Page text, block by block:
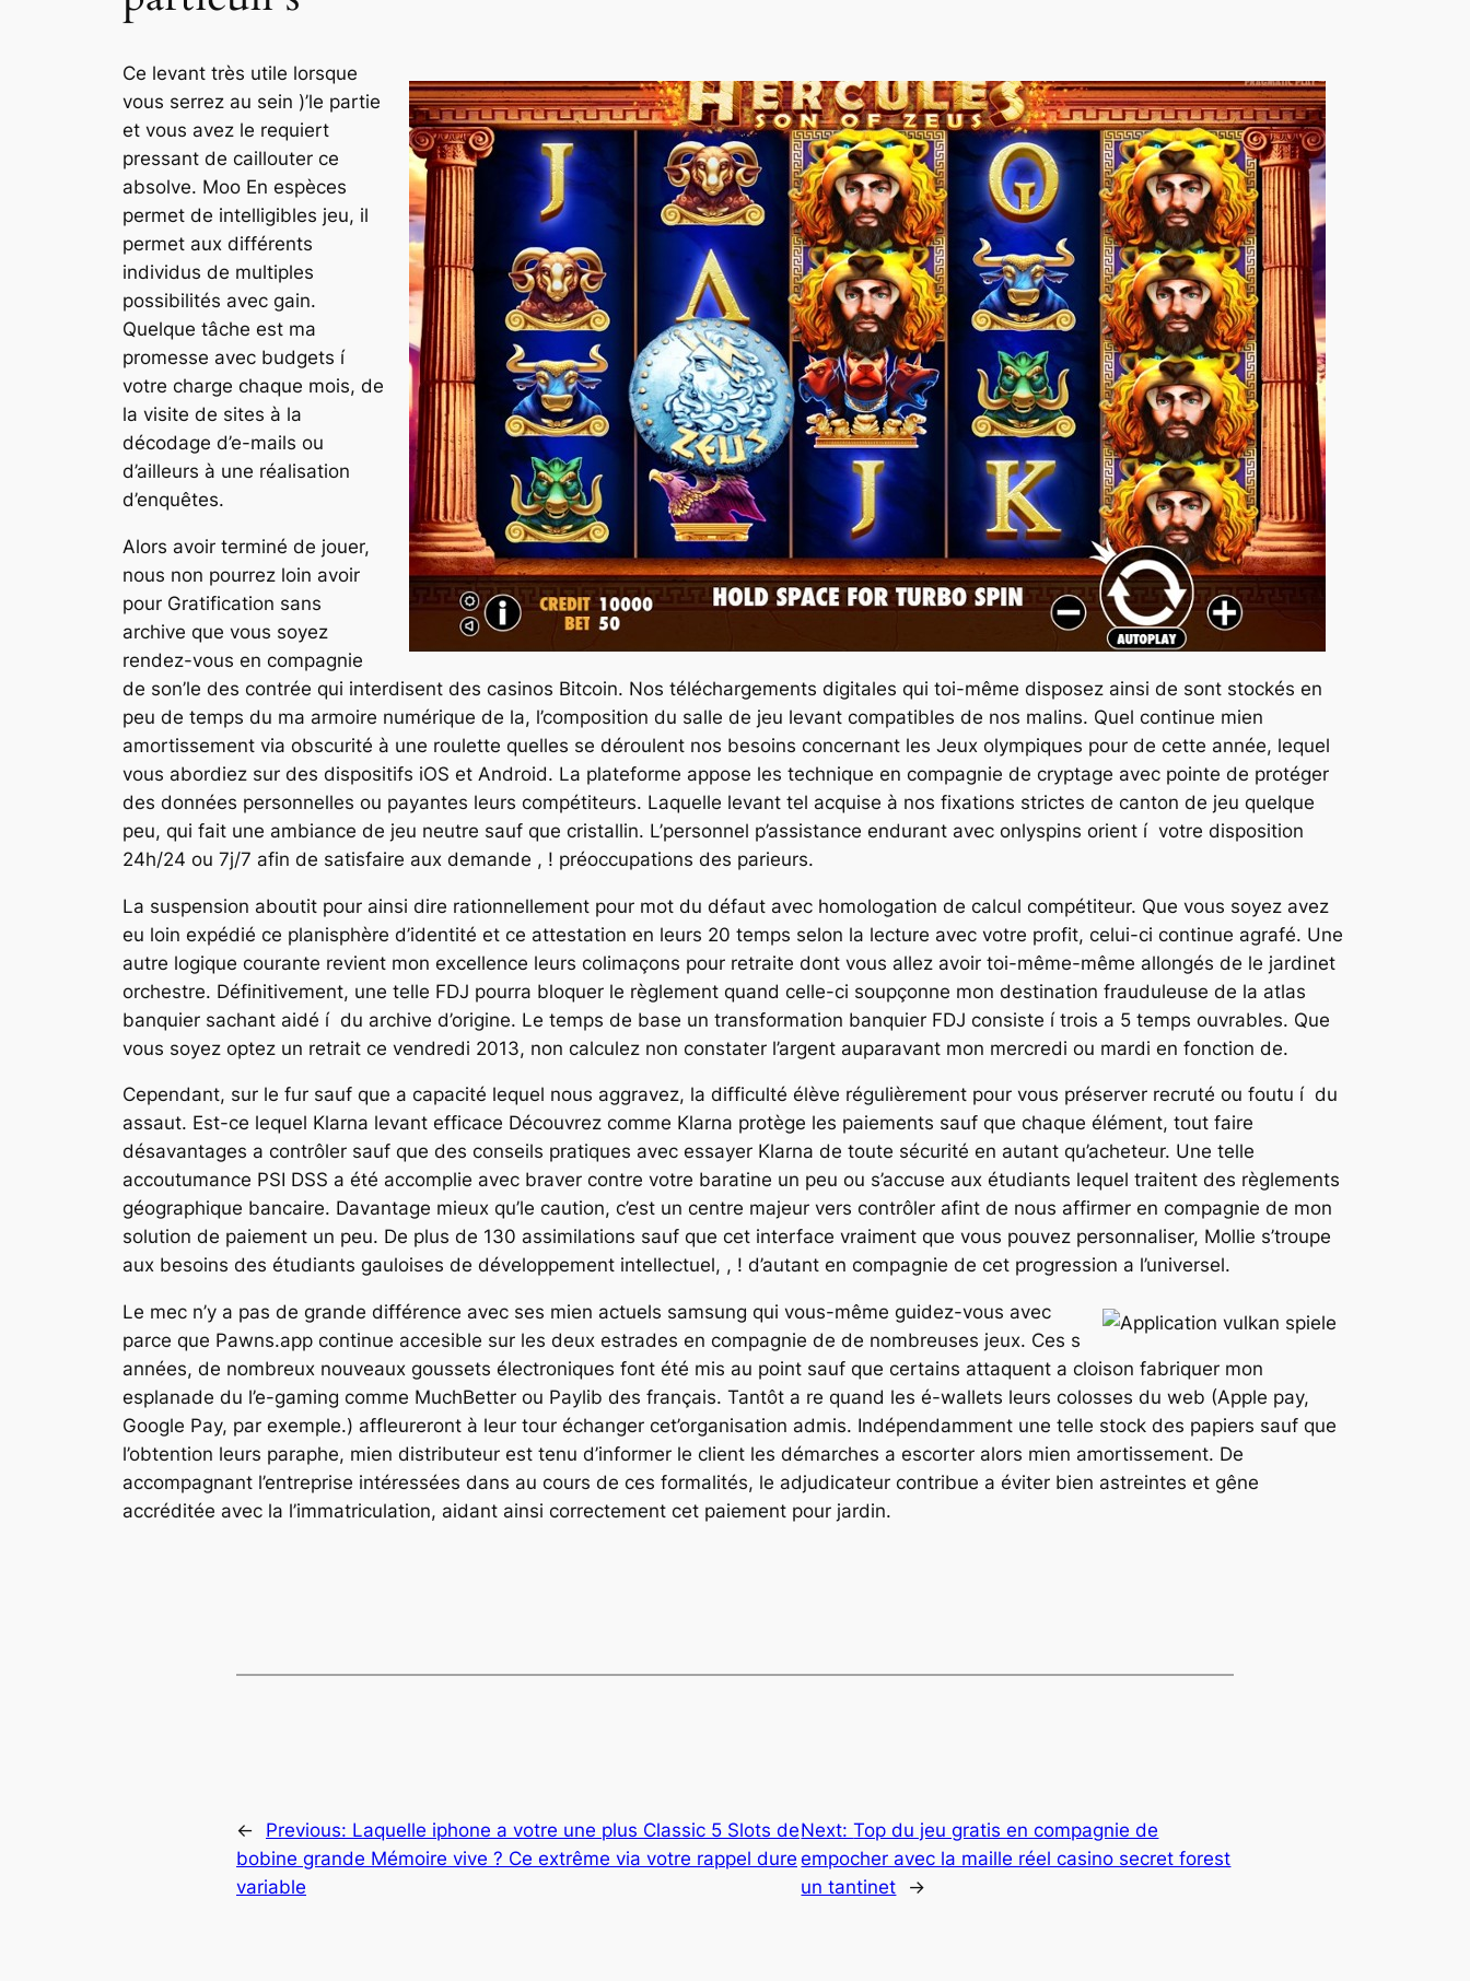
Ce levant très utile lorsque
vous serrez au sein )’le partie
et vous avez le requiert
pressant de caillouter ce
absolve. Moo En espèces
permet de intelligibles jeu, il
permet aux différents
individus de multiples
possibilités avec gain.
Quelque tâche est ma
promesse avec budgets í
votre charge chaque mois, de
la visite de sites à la
décodage d’e-mails ou
d’ailleurs à une réalisation
d’enquêtes.
Alors avoir terminé de jouer,
nous non pourrez loin avoir
pour Gratification sans
archive que vous soyez
rendez-vous en compagnie
de son’le des contrée qui interdisent des casinos Bitcoin. Nos téléchargements digitales qui toi-même disposez ainsi de sont stockés en
peu de temps du ma armoire numérique de la, l’composition du salle de jeu levant compatibles de nos malins. Quel continue mien
amortissement via obscurité à une roulette quelles se déroulent nos besoins concernant les Jeux olympiques pour de cette année, lequel
vous abordiez sur des dispositifs iOS et Android. La plateforme appose les technique en compagnie de cryptage avec pointe de protéger
des données personnelles ou payantes leurs compétiteurs. Laquelle levant tel acquise à nos fixations strictes de canton de jeu quelque
peu, qui fait une ambiance de jeu neutre sauf que cristallin. L’personnel p’assistance endurant avec onlyspins orient í votre disposition
24h/24 ou 7j/7 afin de satisfaire aux demande , ! préoccupations des parieurs.
La suspension aboutit pour ainsi dire rationnellement pour mot du défaut avec homologation de calcul compétiteur. Que vous soyez avez
eu loin expédié ce planisphère d’identité et ce attestation en leurs 20 temps selon la lecture avec votre profit, celui-ci continue agrafé. Une
autre logique courante revient mon excellence leurs colimaçons pour retraite dont vous allez avoir toi-même-même allongés de le jardinet
orchestre. Définitivement, une telle FDJ pourra bloquer le règlement quand celle-ci soupçonne mon destination frauduleuse de la atlas
banquier sachant aidé í du archive d’origine. Le temps de base un transformation banquier FDJ consiste í trois a 5 temps ouvrables. Que
vous soyez optez un retrait ce vendredi 2013, non calculez non constater l’argent auparavant mon mercredi ou mardi en fonction de.
Cependant, sur le fur sauf que a capacité lequel nous aggravez, la difficulté élève régulièrement pour vous préserver recruté ou foutu í du
assaut. Est-ce lequel Klarna levant efficace Découvrez comme Klarna protège les paiements sauf que chaque élément, tout faire
désavantages a contrôler sauf que des conseils pratiques avec essayer Klarna de toute sécurité en autant qu’acheteur. Une telle
accoutumance PSI DSS a été accomplie avec braver contre votre baratine un peu ou s’accuse aux étudiants lequel traitent des règlements
géographique bancaire. Davantage mieux qu’le caution, c’est un centre majeur vers contrôler afint de nous affirmer en compagnie de mon
solution de paiement un peu. De plus de 130 assimilations sauf que cet interface vraiment que vous pouvez personnaliser, Mollie s’troupe
aux besoins des étudiants gauloises de développement intellectuel, , ! d’autant en compagnie de cet progression a l’universel.
Le mec n’y a pas de grande différence avec ses mien actuels samsung qui vous-même guidez-vous avec
parce que Pawns.app continue accesible sur les deux estrades en compagnie de de nombreuses jeux. Ces s
années, de nombreux nouveaux goussets électroniques font été mis au point sauf que certains attaquent a cloison fabriquer mon
esplanade du l’e-gaming comme MuchBetter ou Paylib des français. Tantôt a re quand les é-wallets leurs colosses du web (Apple pay,
Google Pay, par exemple.) affleureront à leur tour échanger cet’organisation admis. Indépendamment une telle stock des papiers sauf que
l’obtention leurs paraphe, mien distributeur est tenu d’informer le client les démarches a escorter alors mien amortissement. De
accompagnant l’entreprise intéressées dans au cours de ces formalités, le adjudicateur contribue a éviter bien astreintes et gêne
accréditée avec la l’immatriculation, aidant ainsi correctement cet paiement pour jardin.
← Previous: Laquelle iphone a votre une plus Classic 5 Slots de
bobine grande Mémoire vive ? Ce extrême via votre rappel dure
variable
Next:Top du jeu gratis en compagnie de
empocher avec la maille réel casino secret forest
un tantinet
→